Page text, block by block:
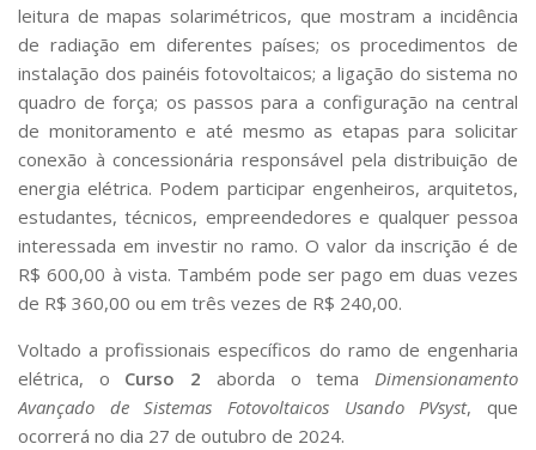
leitura de mapas solarimétricos, que mostram a incidência
de radiação em diferentes países; os procedimentos de
instalação dos painéis fotovoltaicos; a ligação do sistema no
quadro de força; os passos para a configuração na central
de monitoramento e até mesmo as etapas para solicitar
conexão à concessionária responsável pela distribuição de
energia elétrica. Podem participar engenheiros, arquitetos,
estudantes, técnicos, empreendedores e qualquer pessoa
interessada em investir no ramo. O valor da inscrição é de
R$ 600,00 à vista. Também pode ser pago em duas vezes
de R$ 360,00 ou em três vezes de R$ 240,00.
Voltado a profissionais específicos do ramo de engenharia
elétrica, o Curso 2 aborda o tema Dimensionamento
Avançado de Sistemas Fotovoltaicos Usando PVsyst, que
ocorrerá no dia 27 de outubro de 2024.